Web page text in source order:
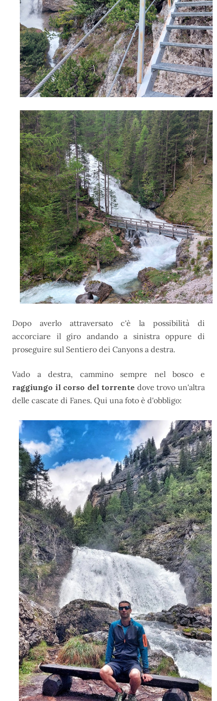
Dopo averlo attraversato c'è la possibilità di
accorciare il giro andando a sinistra oppure di
proseguire sul Sentiero dei Canyons a destra.
Vado a destra, cammino sempre nel bosco e
raggiungo il corso del torrente dove trovo un'altra
delle cascate di Fanes. Qui una foto è d'obbligo: